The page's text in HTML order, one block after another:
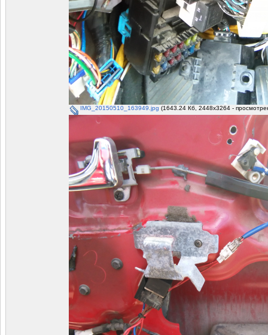
IMG_20150510_163949.jpg (1643.24 Кб, 2448x3264 -